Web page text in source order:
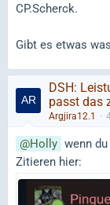
CP.Scherck.
Gibt es etwas
DSH:
passt das
Argjira12.1
Holly wenn
Zitieren hier: